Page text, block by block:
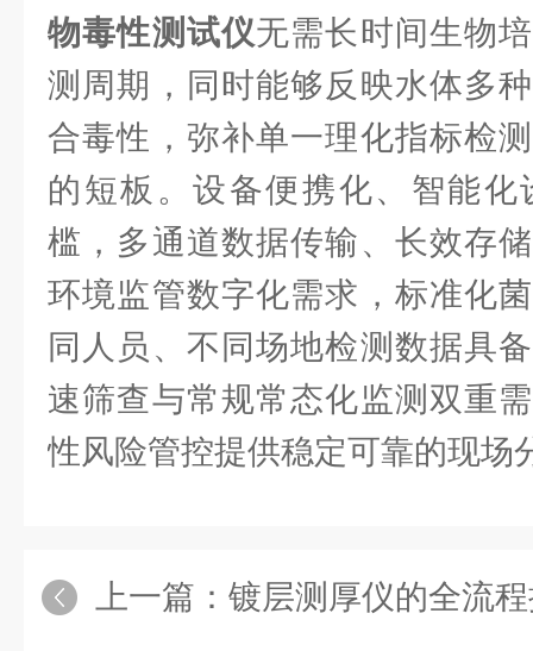
物毒性测试仪无需长时间生物
测周期，同时能够反映水体多
合毒性，弥补单一理化指标检
的短板。设备便携化、智能
槛，多通道数据传输、长效存
环境监管数字化需求，标准化
同人员、不同场地检测数据具
速筛查与常规常态化监测双重
性风险管控提供稳定可靠的现场
上一篇： 镀层测厚仪的全流